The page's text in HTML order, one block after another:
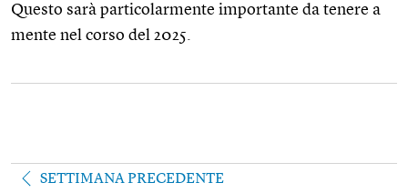
Questo sarà particolarmente importante da tenere a
mente nel corso del 2025.
SETTIMANA PRECEDENTE